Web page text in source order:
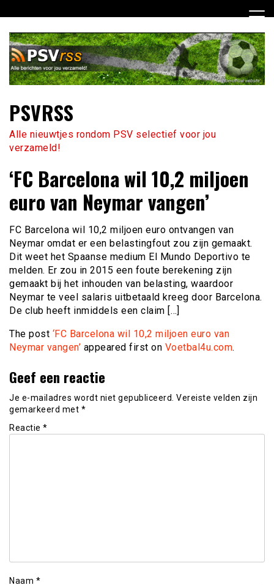
naar
inhoud
PSVRSS
Alle nieuwtjes rondom PSV selectief voor jou
verzameld!
‘FC Barcelona wil 10,2 miljoen
euro van Neymar vangen’
FC Barcelona wil 10,2 miljoen euro ontvangen van
Neymar omdat er een belastingfout zou zijn gemaakt.
Dit weet het Spaanse medium El Mundo Deportivo te
melden. Er zou in 2015 een foute berekening zijn
gemaakt bij het inhouden van belasting, waardoor
Neymar te veel salaris uitbetaald kreeg door Barcelona.
De club heeft inmiddels een claim […]
The post ‘FC Barcelona wil 10,2 miljoen euro van
Neymar vangen’ appeared first on Voetbal4u.com.
Geef een reactie
Je e-mailadres wordt niet gepubliceerd. Vereiste velden zijn
gemarkeerd met *
Reactie *
Naam *